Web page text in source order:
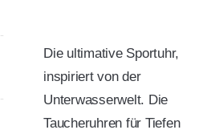
Die ultimative Sportuhr,
inspiriert von der
Unterwasserwelt. Die
Taucheruhren für Tiefen